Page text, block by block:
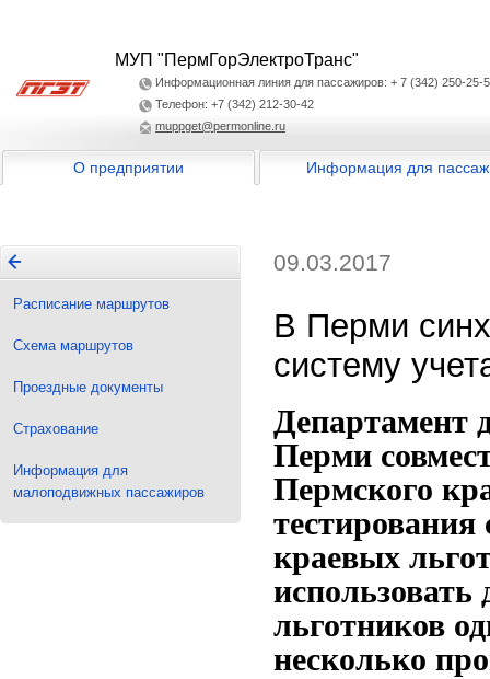
МУП "ПермГорЭлектроТранс"
Информационная линия для пассажиров: + 7 (342) 250-25-
Телефон: +7 (342) 212-30-42
muppget@permonline.ru
О предприятии Информация для
Расписание маршрутов
Схема маршрутов
Проездные документы
Страхование
Информация для
малоподвижных пассажиров
09.03.2017
В Перми
систему
Департамент
Перми
Пермского
тестирования
краевых
использовать
льготников
несколько